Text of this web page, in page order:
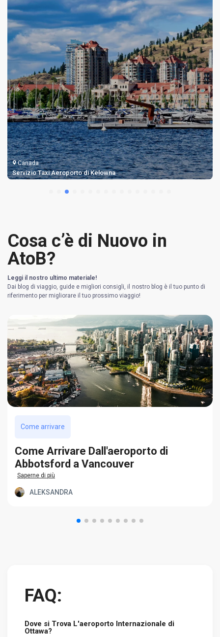
Canada
Servizio Taxi Aeroporto di Kelowna
Cosa c’è di Nuovo in
AtoB?
Leggi il nostro ultimo materiale!
Dai blog di viaggio, guide e migliori consigli, il nostro blog è il tuo punto di
riferimento per migliorare il tuo prossimo viaggio!
Come arrivare
Come Arrivare Dall'aeroporto di
Abbotsford a Vancouver
Saperne di più
ALEKSANDRA
FAQ:
Dove si Trova L'aeroporto Internazionale di
Ottawa?